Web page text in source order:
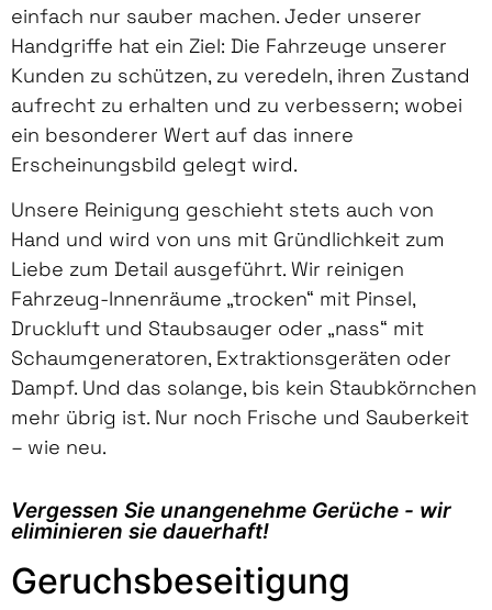
einfach nur sauber machen. Jeder unserer
Handgriffe hat ein Ziel: Die Fahrzeuge unserer
Kunden zu schützen, zu veredeln, ihren Zustand
aufrecht zu erhalten und zu verbessern; wobei
ein besonderer Wert auf das innere
Erscheinungsbild gelegt wird.
Unsere Reinigung geschieht stets auch von
Hand und wird von uns mit Gründlichkeit zum
Liebe zum Detail ausgeführt. Wir reinigen
Fahrzeug-Innenräume „trocken“ mit Pinsel,
Druckluft und Staubsauger oder „nass“ mit
Schaumgeneratoren, Extraktionsgeräten oder
Dampf. Und das solange, bis kein Staubkörnchen
mehr übrig ist. Nur noch Frische und Sauberkeit
– wie neu.
Vergessen Sie unangenehme Gerüche - wir
eliminieren sie dauerhaft!
Geruchsbeseitigung